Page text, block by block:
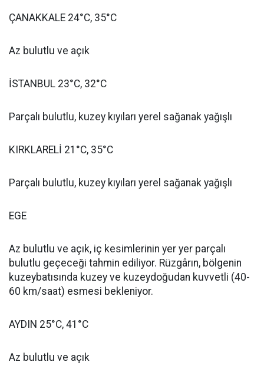
ÇANAKKALE 24°C, 35°C
Az bulutlu ve açık
İSTANBUL 23°C, 32°C
Parçalı bulutlu, kuzey kıyıları yerel sağanak yağışlı
KIRKLARELİ 21°C, 35°C
Parçalı bulutlu, kuzey kıyıları yerel sağanak yağışlı
EGE
Az bulutlu ve açık, iç kesimlerinin yer yer parçalı
bulutlu geçeceği tahmin ediliyor. Rüzgârın, bölgenin
kuzeybatısında kuzey ve kuzeydoğudan kuvvetli (40-
60 km/saat) esmesi bekleniyor.
AYDIN 25°C, 41°C
Az bulutlu ve açık